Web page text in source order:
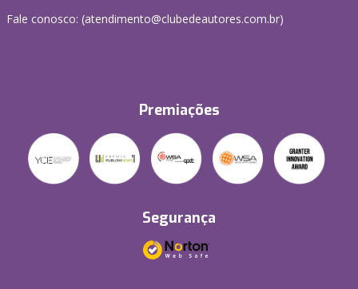
Fale conosco: (atendimento@clubedeautores.com.br)
Premiações
Segurança